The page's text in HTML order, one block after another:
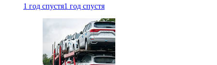
1 год спустя1 год спустя